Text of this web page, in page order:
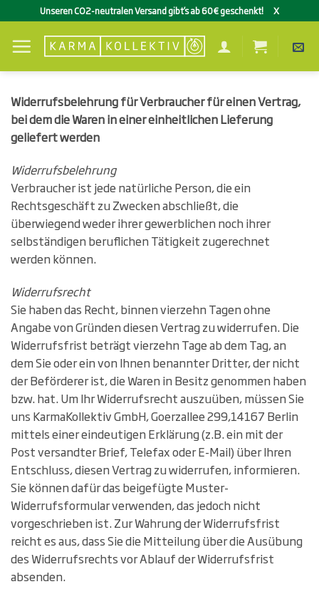
Inhalt
springen
Unseren CO2-neutralen Versand gibt’s ab 60€ geschenkt! X
Widerrufsbelehrung für Verbraucher für einen Vertrag,
bei dem die Waren in einer einheitlichen Lieferung
geliefert werden
Widerrufsbelehrung
Verbraucher ist jede natürliche Person, die ein
Rechtsgeschäft zu Zwecken abschließt, die
überwiegend weder ihrer gewerblichen noch ihrer
selbständigen beruflichen Tätigkeit zugerechnet
werden können.
Widerrufsrecht
Sie haben das Recht, binnen vierzehn Tagen ohne
Angabe von Gründen diesen Vertrag zu widerrufen. Die
Widerrufsfrist beträgt vierzehn Tage ab dem Tag, an
dem Sie oder ein von Ihnen benannter Dritter, der nicht
der Beförderer ist, die Waren in Besitz genommen haben
bzw. hat. Um Ihr Widerrufsrecht auszuüben, müssen Sie
uns KarmaKollektiv GmbH, Goerzallee 299,14167 Berlin
mittels einer eindeutigen Erklärung (z.B. ein mit der
Post versandter Brief, Telefax oder E-Mail) über Ihren
Entschluss, diesen Vertrag zu widerrufen, informieren.
Sie können dafür das beigefügte Muster-
Widerrufsformular verwenden, das jedoch nicht
vorgeschrieben ist. Zur Wahrung der Widerrufsfrist
reicht es aus, dass Sie die Mitteilung über die Ausübung
des Widerrufsrechts vor Ablauf der Widerrufsfrist
absenden.